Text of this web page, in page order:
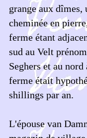
grange aux dîmes,
cheminée en
ferme étant
sud au Velt
Seghers et au
ferme était
shillings par an.
L'épouse van